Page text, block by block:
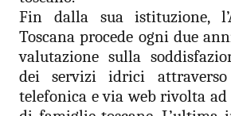
Fin dalla sua istituzione,
Toscana procede ogni due
valutazione sulla
dei servizi idrici
telefonica e via web rivolta